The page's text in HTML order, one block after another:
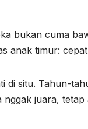
bukan cuma
anak timur:
di situ. Tahun-
juara,